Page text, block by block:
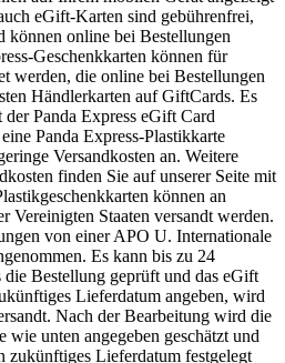
eGift-Karten sind gebührenfrei,
können online bei Bestellungen
Geschenkkarten können für
werden, die online bei Bestellungen
Händlerkarten auf GiftCards. Es
Panda Express eGift Card
Panda Express-Plastikkarte
Versandkosten an. Weitere
finden Sie auf unserer Seite mit
können an
Vereinigten Staaten versandt werden.
von einer APO U. Internationale
Es kann bis zu 24
die Bestellung geprüft und das eGift
Lieferdatum angeben, wird
Nach der Bearbeitung wird die
wie unten angegeben geschätzt und
zukünftiges Lieferdatum festgelegt